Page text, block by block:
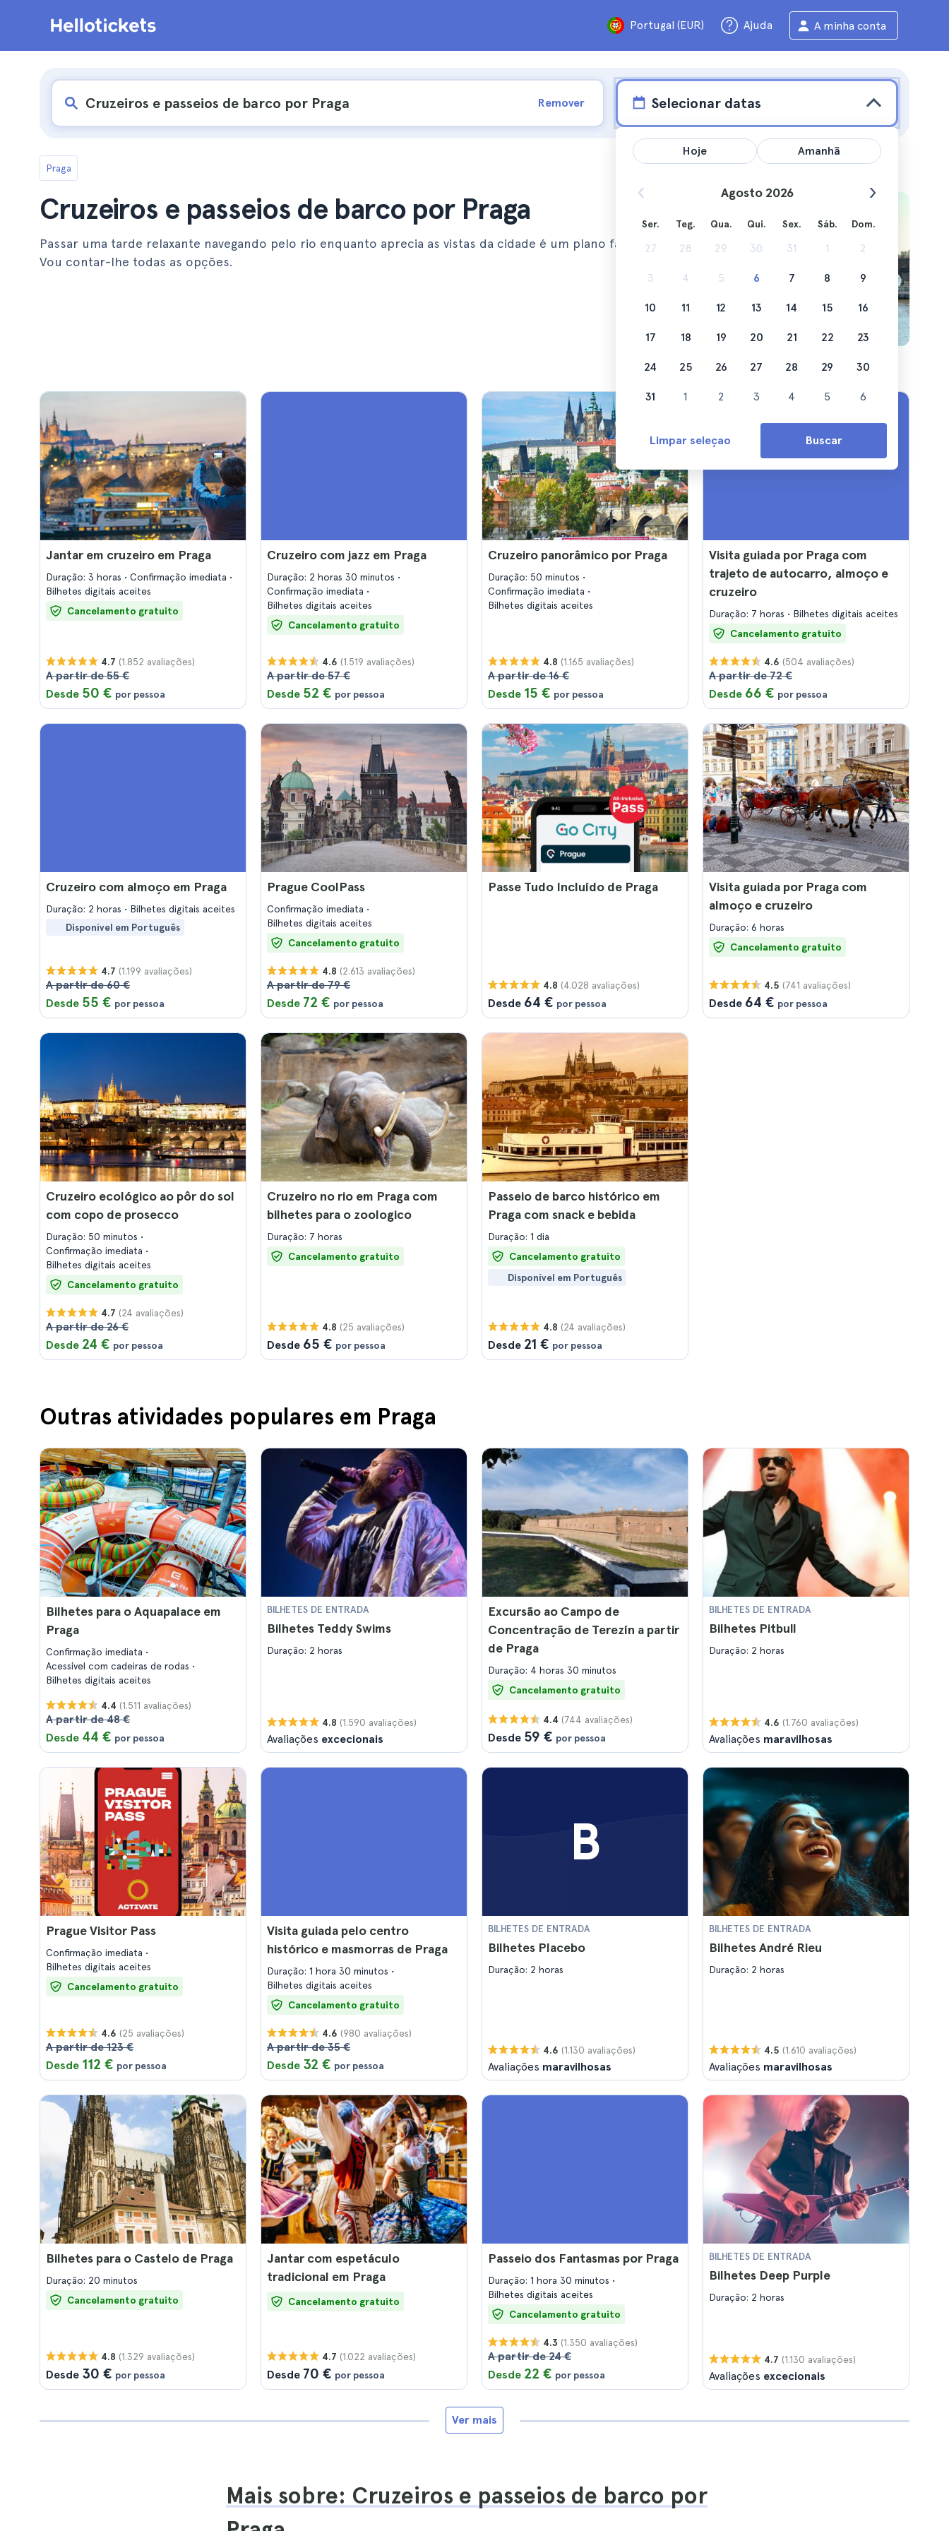
Portugal (EUR) Ajuda A minha conta
Remover Selecionar datas
Praga
Cruzeiros e passeios de barco por Praga
Passar uma tarde relaxante navegando pelo rio enquanto aprecia as vistas da cidade é um plano fantástico.
Vou contar-lhe todas as opções.
Jantar em cruzeiro em Praga
Duração: 3 horas
Confirmação imediata
Bilhetes digitais aceites
Cancelamento gratuito
4.7 (1.852 avaliações)
A partir de 55 €
Desde 50 € por pessoa
Cruzeiro com jazz em Praga
Duração: 2 horas 30 minutos
Confirmação imediata
Bilhetes digitais aceites
Cancelamento gratuito
4.6 (1.519 avaliações)
A partir de 57 €
Desde 52 € por pessoa
Cruzeiro panorâmico por Praga
Duração: 50 minutos
Confirmação imediata
Bilhetes digitais aceites
4.8 (1.165 avaliações)
A partir de 16 €
Desde 15 € por pessoa
Visita guiada por Praga com
trajeto de autocarro, almoço e
cruzeiro
Duração: 7 horas
Bilhetes digitais aceites
Cancelamento gratuito
4.6 (504 avaliações)
A partir de 72 €
Desde 66 € por pessoa
Cruzeiro com almoço em Praga
Duração: 2 horas
Bilhetes digitais aceites
Disponível em Português
4.7 (1.199 avaliações)
A partir de 60 €
Desde 55 € por pessoa
Prague CoolPass
Confirmação imediata
Bilhetes digitais aceites
Cancelamento gratuito
4.8 (2.613 avaliações)
A partir de 79 €
Desde 72 € por pessoa
Passe Tudo Incluído de Praga
4.8 (4.028 avaliações)
Desde 64 € por pessoa
Visita guiada por Praga com
almoço e cruzeiro
Duração: 6 horas
Cancelamento gratuito
4.5 (741 avaliações)
Desde 64 € por pessoa
Cruzeiro ecológico ao pôr do sol
com copo de prosecco
Duração: 50 minutos
Confirmação imediata
Bilhetes digitais aceites
Cancelamento gratuito
4.7 (24 avaliações)
A partir de 26 €
Desde 24 € por pessoa
Cruzeiro no rio em Praga com
bilhetes para o zoologico
Duração: 7 horas
Cancelamento gratuito
4.8 (25 avaliações)
Desde 65 € por pessoa
Passeio de barco histórico em
Praga com snack e bebida
Duração: 1 dia
Cancelamento gratuito
Disponível em Português
4.8 (24 avaliações)
Desde 21 € por pessoa
Outras atividades populares em Praga
Bilhetes para o Aquapalace em
Praga
Confirmação imediata
Acessível com cadeiras de rodas
Bilhetes digitais aceites
4.4 (1.511 avaliações)
A partir de 48 €
Desde 44 € por pessoa
BILHETES DE ENTRADA
Bilhetes Teddy Swims
Duração: 2 horas
4.8 (1.590 avaliações)
Avaliações excecionais
Excursão ao Campo de
Concentração de Terezín a partir
de Praga
Duração: 4 horas 30 minutos
Cancelamento gratuito
4.4 (744 avaliações)
Desde 59 € por pessoa
BILHETES DE ENTRADA
Bilhetes Pitbull
Duração: 2 horas
4.6 (1.760 avaliações)
Avaliações maravilhosas
Prague Visitor Pass
Confirmação imediata
Bilhetes digitais aceites
Cancelamento gratuito
4.6 (25 avaliações)
A partir de 123 €
Desde 112 € por pessoa
Visita guiada pelo centro
histórico e masmorras de Praga
Duração: 1 hora 30 minutos
Bilhetes digitais aceites
Cancelamento gratuito
4.6 (980 avaliações)
A partir de 35 €
Desde 32 € por pessoa
B
BILHETES DE ENTRADA
Bilhetes Placebo
Duração: 2 horas
4.6 (1.130 avaliações)
Avaliações maravilhosas
BILHETES DE ENTRADA
Bilhetes André Rieu
Duração: 2 horas
4.5 (1.610 avaliações)
Avaliações maravilhosas
Bilhetes para o Castelo de Praga
Duração: 20 minutos
Cancelamento gratuito
4.8 (1.329 avaliações)
Desde 30 € por pessoa
Jantar com espetáculo
tradicional em Praga
Cancelamento gratuito
4.7 (1.022 avaliações)
Desde 70 € por pessoa
Passeio dos Fantasmas por Praga
Duração: 1 hora 30 minutos
Bilhetes digitais aceites
Cancelamento gratuito
4.3 (1.350 avaliações)
A partir de 24 €
Desde 22 € por pessoa
BILHETES DE ENTRADA
Bilhetes Deep Purple
Duração: 2 horas
4.7 (1.130 avaliações)
Avaliações excecionais
Ver mais
Mais sobre: Cruzeiros e passeios de barco por
Hoje Amanhã
Agosto 2026
Ser. Teg. Qua. Qui. Sex. Sáb. Dom.
27 28 29 30 31 1 2
3 4 5 6 7 8 9
10 11 12 13 14 15 16
17 18 19 20 21 22 23
24 25 26 27 28 29 30
31 1 2 3 4 5 6
Limpar seleçao Buscar